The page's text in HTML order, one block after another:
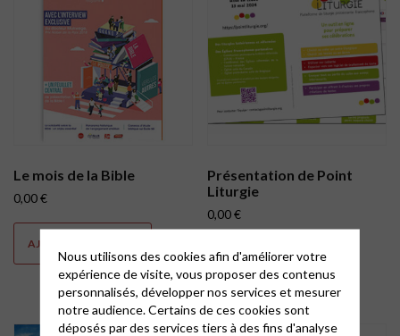
Le mois de la Bible
0,00€
AJOUTER AU PANIER
Présentation de Point
Liturgie
0,00€
AJOUTER AU PANIER
Nous utilisons des cookies afin d'améliorer votre
expérience de visite, vous proposer des contenus
personnalisés, développer nos services et mesurer
notre audience. Certains de ces cookies sont
déposés par des services tiers à des fins d'analyse